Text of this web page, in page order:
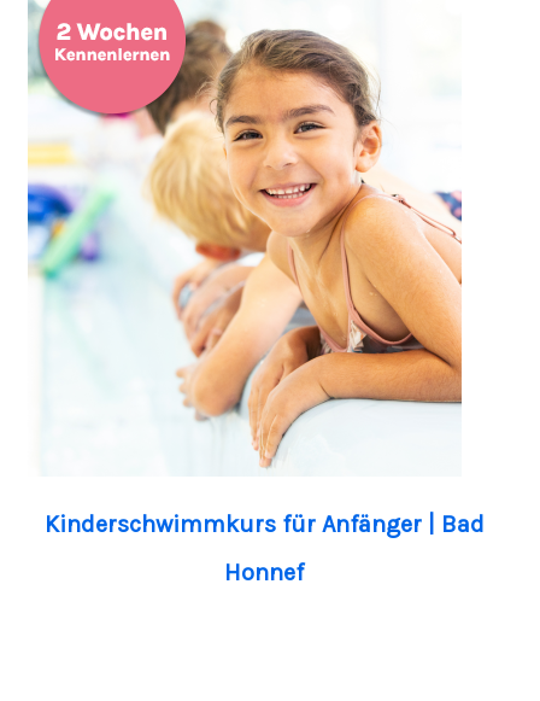
Kinderschwimmkurs für Anfänger | Bad
Honnef